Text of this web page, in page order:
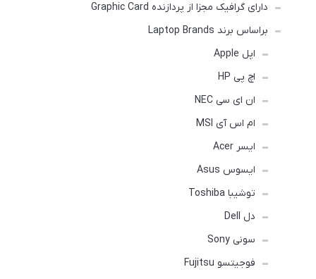
دارای گرافیک مجزا از پردازنده Graphic Card
براساس برند Laptop Brands
اپل Apple
اچ پی HP
ان ای سی NEC
ام اس آی MSI
ایسر Acer
ایسوس Asus
توشیبا Toshiba
دل Dell
سونی Sony
فوجیتسو Fujitsu